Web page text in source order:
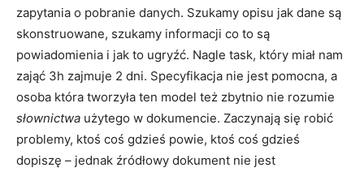
zapytania o pobranie danych. Szukamy opisu jak dane są
skonstruowane, szukamy informacji co to są
powiadomienia i jak to ugryźć. Nagle task, który miał nam
zająć 3h zajmuje 2 dni. Specyfikacja nie jest pomocna, a
osoba która tworzyła ten model też zbytnio nie rozumie
słownictwa użytego w dokumencie. Zaczynają się robić
problemy, ktoś coś gdzieś powie, ktoś coś gdzieś
dopiszę – jednak źródłowy dokument nie jest